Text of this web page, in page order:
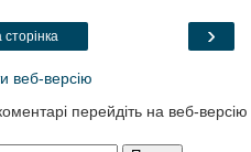
›
веб-версію
перейдіть на веб-версію